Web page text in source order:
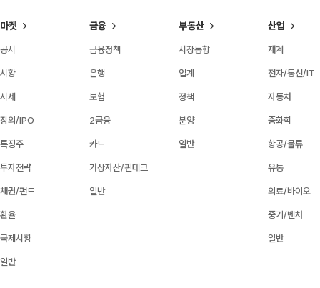
마켓
공시
시황
시세
장외/IPO
특징주
투자전략
채권/펀드
환율
국제시황
일반
금융
금융정책
은행
보험
2금융
카드
가상자산/핀테크
일반
부동산
시장동향
업계
정책
분양
일반
산업
재계
전자/통신/IT
자동차
중화학
항공/물류
유통
의료/바이오
중기/벤처
일반